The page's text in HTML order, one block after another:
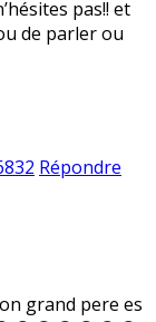
pas!! et
de parler ou
Répondre
grand pere es